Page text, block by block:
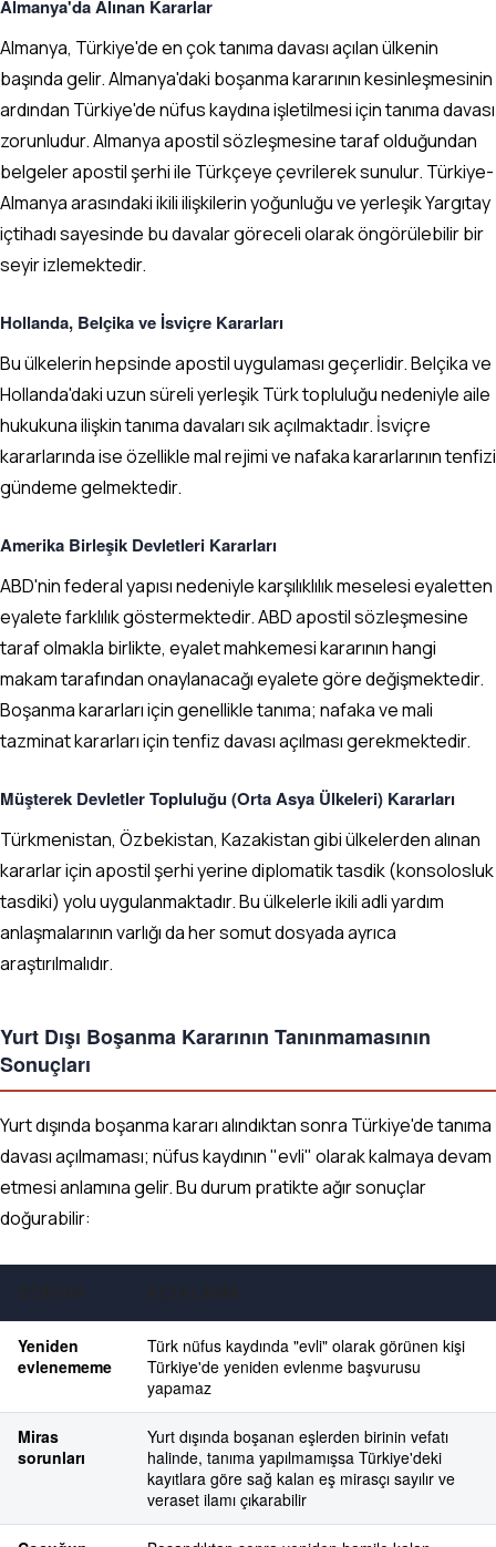
Almanya'da Alınan Kararlar
Almanya, Türkiye'de en çok tanıma davası açılan ülkenin
başında gelir. Almanya'daki boşanma kararının kesinleşmesinin
ardından Türkiye'de nüfus kaydına işletilmesi için tanıma davası
zorunludur. Almanya apostil sözleşmesine taraf olduğundan
belgeler apostil şerhi ile Türkçeye çevrilerek sunulur. Türkiye-
Almanya arasındaki ikili ilişkilerin yoğunluğu ve yerleşik Yargıtay
içtihadı sayesinde bu davalar göreceli olarak öngörülebilir bir
seyir izlemektedir.
Hollanda, Belçika ve İsviçre Kararları
Bu ülkelerin hepsinde apostil uygulaması geçerlidir. Belçika ve
Hollanda'daki uzun süreli yerleşik Türk topluluğu nedeniyle aile
hukukuna ilişkin tanıma davaları sık açılmaktadır. İsviçre
kararlarında ise özellikle mal rejimi ve nafaka kararlarının tenfizi
gündeme gelmektedir.
Amerika Birleşik Devletleri Kararları
ABD'nin federal yapısı nedeniyle karşılıklılık meselesi eyaletten
eyalete farklılık göstermektedir. ABD apostil sözleşmesine
taraf olmakla birlikte, eyalet mahkemesi kararının hangi
makam tarafından onaylanacağı eyalete göre değişmektedir.
Boşanma kararları için genellikle tanıma; nafaka ve mali
tazminat kararları için tenfiz davası açılması gerekmektedir.
Müşterek Devletler Topluluğu (Orta Asya Ülkeleri) Kararları
Türkmenistan, Özbekistan, Kazakistan gibi ülkelerden alınan
kararlar için apostil şerhi yerine diplomatik tasdik (konsolosluk
tasdiki) yolu uygulanmaktadır. Bu ülkelerle ikili adli yardım
anlaşmalarının varlığı da her somut dosyada ayrıca
araştırılmalıdır.
Yurt Dışı Boşanma Kararının Tanınmamasının
Sonuçları
Yurt dışında boşanma kararı alındıktan sonra Türkiye'de tanıma
davası açılmaması; nüfus kaydının "evli" olarak kalmaya devam
etmesi anlamına gelir. Bu durum pratikte ağır sonuçlar
doğurabilir:
Yeniden
evlenememe
Türk nüfus kaydında "evli" olarak görünen kişi
Türkiye'de yeniden evlenme başvurusu
yapamaz
Miras
sorunları
Yurt dışında boşanan eşlerden birinin vefatı
halinde, tanıma yapılmamışsa Türkiye'deki
kayıtlara göre sağ kalan eş mirasçı sayılır ve
veraset ilamı çıkarabilir